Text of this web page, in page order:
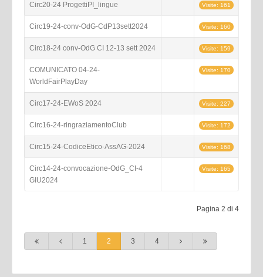
Circ20-24 ProgettiPI_lingue Visite: 161
Circ19-24-conv-OdG-CdP13sett2024 Visite: 160
Circ18-24 conv-OdG CI 12-13 sett 2024 Visite: 159
COMUNICATO 04-24-
WorldFairPlayDay
Visite: 170
Circ17-24-EWoS 2024 Visite: 227
Circ16-24-ringraziamentoClub Visite: 172
Circ15-24-CodiceEtico-AssAG-2024 Visite: 168
Circ14-24-convocazione-OdG_CI-4
GIU2024
Visite: 165
Pagina 2 di 4
1 2 3 4